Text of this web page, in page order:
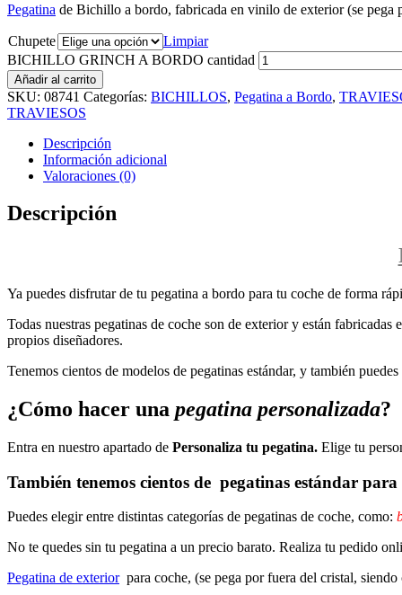
Pegatina de Bichillo a bordo, fabricada en vinilo de exterior (se pega
Chupete
Limpiar
BICHILLO GRINCH A BORDO cantidad
Añadir al carrito
SKU: 08741 Categorías: BICHILLOS, Pegatina a Bordo,
TRAVIESOS
Descripción
Información adicional
Valoraciones (0)
Descripción
Ya puedes disfrutar de tu pegatina a bordo para tu coche de forma
Todas nuestras pegatinas de coche son de exterior y están
propios diseñadores.
Tenemos cientos de modelos de pegatinas estándar, y también
¿Cómo hacer una pegatina personalizada?
Entra en nuestro apartado de Personaliza tu pegatina. Elige tu
También tenemos cientos de pegatinas estándar para
Puedes elegir entre distintas categorías de pegatinas de coche, como:
No te quedes sin tu pegatina a un precio barato. Realiza tu pedido
Pegatina de exteriorpara coche, (se pega por fuera del cristal,